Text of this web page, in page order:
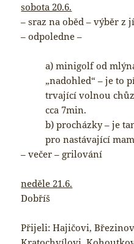
sobota 20.6.
– sraz na oběd – výběr
– odpoledne –
a) minigolf od
„nadohled“ – je to
trvající volnou
cca 7min.
b) procházky – je
pro nastávající
– večer – grilování
neděle 21.6.
Dobříš
Přijeli: Hajičovi,